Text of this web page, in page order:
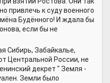
привлечь к суду военного
Будённого! И ждала бы
если бы не
Сибирь, Забайкалье,
Центральной России, не
декрет " Земля -
Земли было